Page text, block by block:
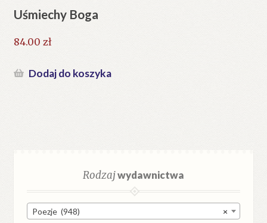
Uśmiechy Boga
84.00 zł
Dodaj do koszyka
Rodzajwydawnictwa
×
Poezje (948)